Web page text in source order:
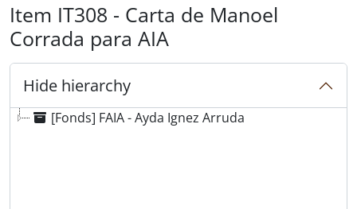
Item IT308 - Carta de Manoel
Corrada para AIA
Hide hierarchy
[Fonds] FAIA - Ayda Ignez Arruda